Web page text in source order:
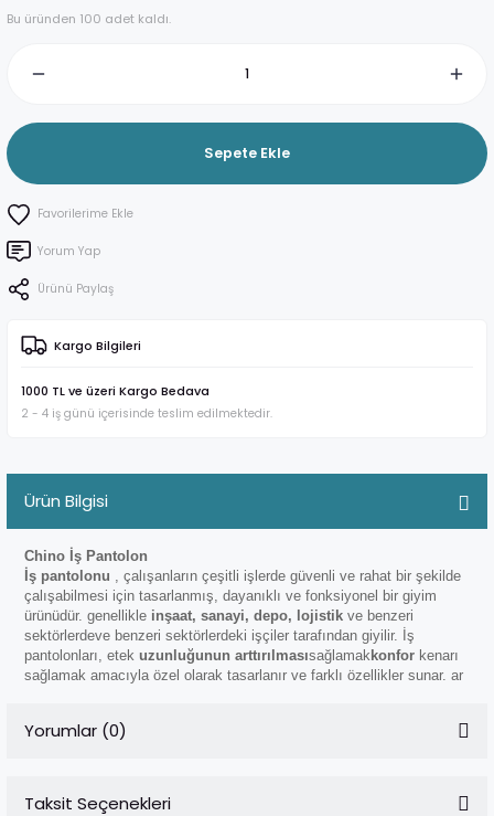
Bu üründen 100 adet kaldı.
Sepete Ekle
Yorum Yap
Ürünü Paylaş
Kargo Bilgileri
1000 TL ve üzeri Kargo Bedava
2 - 4 iş günü içerisinde teslim edilmektedir.
Ürün Bilgisi
Chino İş Pantolon
İş pantolonu , çalışanların çeşitli işlerde güvenli ve rahat bir şekilde
çalışabilmesi için tasarlanmış, dayanıklı ve fonksiyonel bir giyim
ürünüdür. genellikle inşaat, sanayi, depo, lojistik ve benzeri
sektörlerdeve benzeri sektörlerdeki işçiler tarafından giyilir. İş
pantolonları, etek uzunluğunun arttırılmasısağlamakkonfor kenarı
sağlamak amacıyla özel olarak tasarlanır ve farklı özellikler sunar. ar
Yorumlar (0)
Taksit Seçenekleri